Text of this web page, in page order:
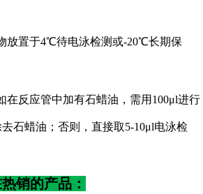
放置于4℃待电泳检测或-20℃长期保
在反应管中加有石蜡油，需用100μl进行
石蜡油；否则，直接取5-10μl电泳检
销的产品：